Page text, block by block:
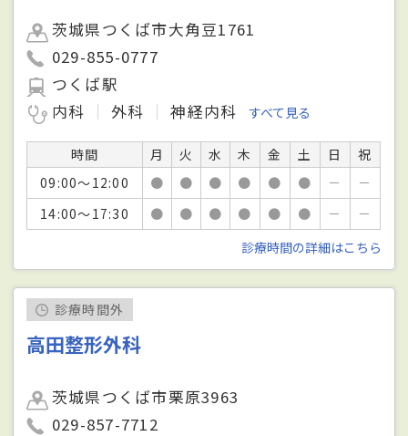
茨城県つくば市大角豆1761
029-855-0777
つくば駅
内科
外科 神経内科 すべて見る
時間 月 火 水 木 金 土 日
祝
09:00～12:00
● ● ● ● ● ● －
－
14:00～17:30
● ● ● ● ● ● －
－
診療時間の詳細はこちら
診療時間外
高田整形外科
茨城県つくば市栗原3963
029-857-7712